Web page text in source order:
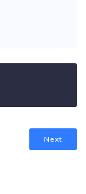
Next